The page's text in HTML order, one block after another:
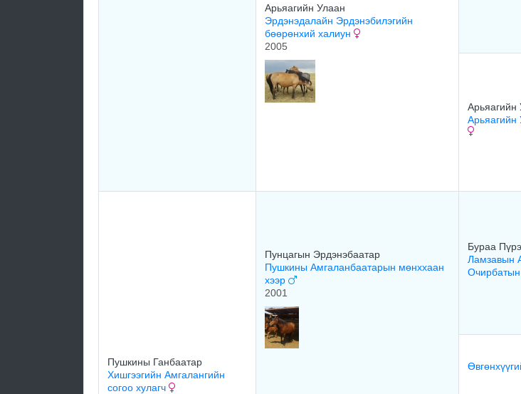
Арьяагийн Улаан
Эрдэнэдалайн Эрдэнэбилэгийн
бөөрөнхий халиун
2005
Арьяагийн
Арьяагийн
Пушкины Ганбаатар
Хишгээгийн Амгалангийн
согоо хулагч
Пунцагын Эрдэнэбаатар
Пушкины Амгаланбаатарын мөнххаан
хээр
2001
Бураа
Ламзавын
Очирбатын